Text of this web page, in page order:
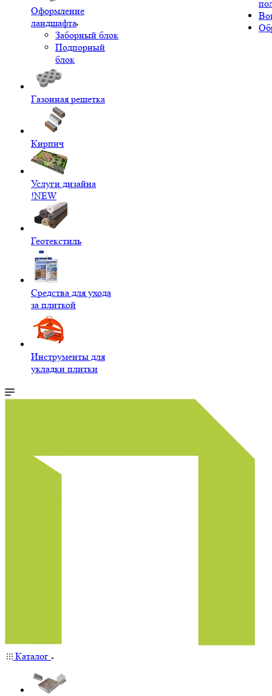
Оформление
ландшафта
Заборный блок
Подпорный
блок
Газонная решетка
Кирпич
Услуги дизайна
!NEW
Геотекстиль
Средства для ухода
за плиткой
Инструменты для
укладки плитки
Каталог